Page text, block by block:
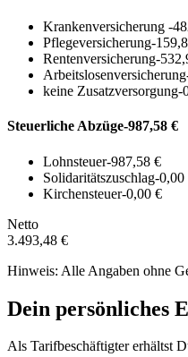
Krankenversicherung -
Pflegeversicherung-
Rentenversicherung-
Arbeitslosenversicherung
keine Zusatzversorgung-
Steuerliche Abzüge-987,58 €
Lohnsteuer-987,58 €
Solidaritätszuschlag-0,00
Kirchensteuer-0,00 €
Netto
3.493,48 €
Hinweis: Alle Angaben ohne
Dein persönliches
Als Tarifbeschäftigter erhältst